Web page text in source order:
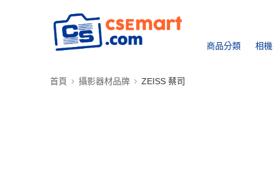
商品分類 相
首頁 攝影器材品牌 ZEISS 蔡司